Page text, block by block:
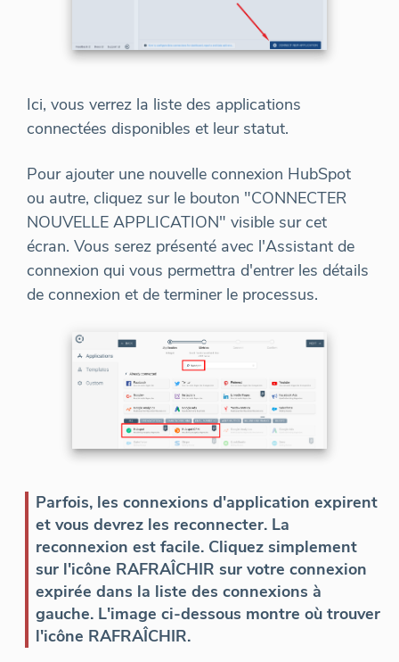
Ici, vous verrez la liste des applications
connectées disponibles et leur statut.
Pour ajouter une nouvelle connexion HubSpot
ou autre, cliquez sur le bouton "CONNECTER
NOUVELLE APPLICATION" visible sur cet
écran. Vous serez présenté avec l'Assistant de
connexion qui vous permettra d'entrer les détails
de connexion et de terminer le processus.
Parfois, les connexions d'application expirent
et vous devrez les reconnecter. La
reconnexion est facile. Cliquez simplement
sur l'icône RAFRAÎCHIR sur votre connexion
expirée dans la liste des connexions à
gauche. L'image ci-dessous montre où trouver
l'icône RAFRAÎCHIR.